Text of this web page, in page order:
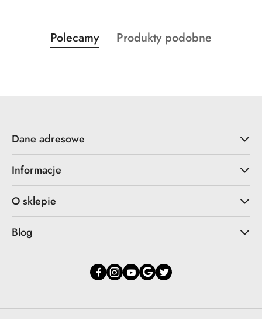
Pomiń karuzelę produktów
Produkty
o
Polecamy
Produkty
Produkty podobne
Dane adresowe
Informacje
O sklepie
Blog